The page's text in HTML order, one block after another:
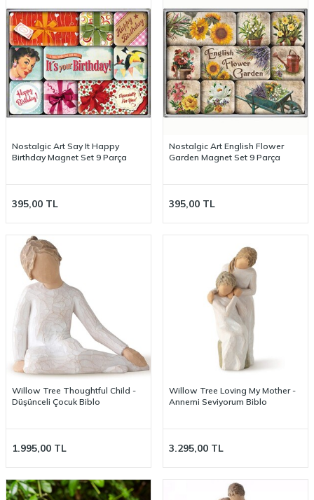
Nostalgic Art Say It Happy
Birthday Magnet Set 9 Parça
395,00 TL
Nostalgic Art English Flower
Garden Magnet Set 9 Parça
395,00 TL
Willow Tree Thoughtful Child -
Düşünceli Çocuk Biblo
1.995,00 TL
Willow Tree Loving My Mother -
Annemi Seviyorum Biblo
3.295,00 TL